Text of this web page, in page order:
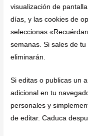
visualización de
días, y las cookies de
seleccionas
semanas. Si sales de
eliminarán.
Si editas o publicas un
adicional en tu
personales y
de editar. Caduca